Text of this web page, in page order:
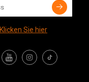
Klicken Sie hier